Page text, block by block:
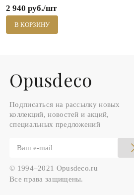
2 940 руб./шт
В КОРЗИНУ
Оpusdeco
Подписаться на рассылку новых
коллекций, новостей и акций,
специальных предложений
© 1994–2021 Opusdeco.ru
Все права защищены.